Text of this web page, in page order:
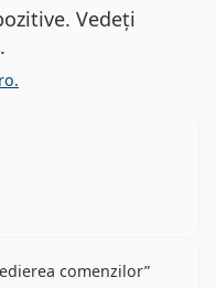
Vedeți
comenzilor